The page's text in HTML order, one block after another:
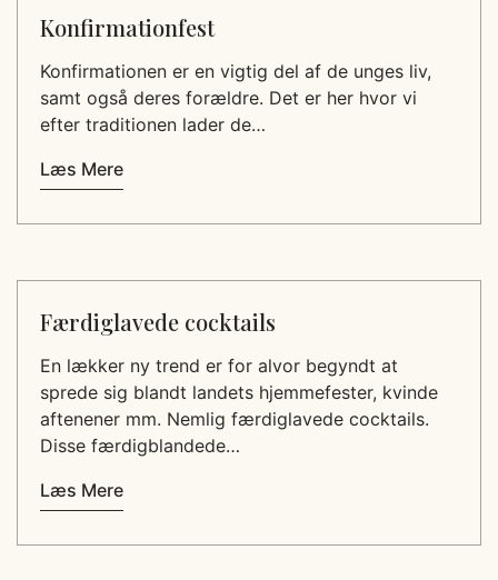
Konfirmationfest
Konfirmationen er en vigtig del af de unges liv,
samt også deres forældre. Det er her hvor vi
efter traditionen lader de…
Læs Mere
Færdiglavede cocktails
En lækker ny trend er for alvor begyndt at
sprede sig blandt landets hjemmefester, kvinde
aftenener mm. Nemlig færdiglavede cocktails.
Disse færdigblandede…
Læs Mere